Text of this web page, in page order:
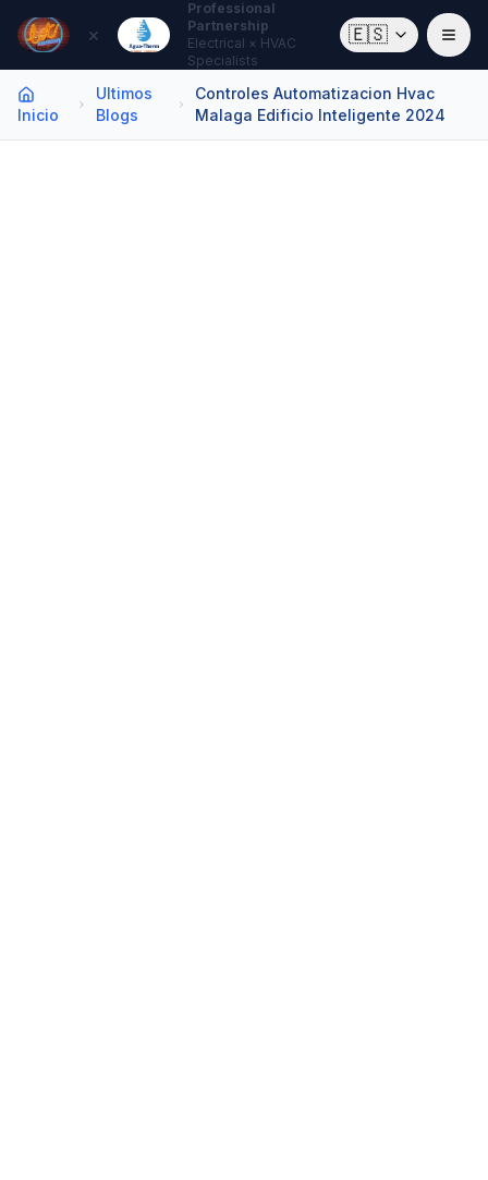
×
Professional
Partnership
Electrical × HVAC
Specialists
🇪🇸
Inicio
Ultimos
Blogs
Controles Automatizacion Hvac
Malaga Edificio Inteligente 2024